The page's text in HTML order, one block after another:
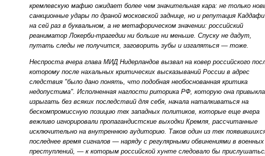
кремлевскую мафию ожидает более чем значительная кара: не только
санкционные удары по драной московской заднице, но и репутация
на сей раз в буквальном, а не метафорическом значении: российский
реаниматор Локерби-трагедии ни больше ни меньше. Спуску не дадут,
путать следы не получится, заговорить зубы и изгаляться — тоже.
Неспроста вчера глава МИД Нидерландов вызвал на ковер российского
которому после нахальных критических высказываний России в адрес
следствия "было дано понять, что подобная необоснованная критика
недопустима". Исполненная наглости риторика РФ, которую она привыкла
изрыгать без всяких последствий для себя, начала наталкиваться на
бескомпромиссную позицию тех западных политиков, которые еще вчера
вежливо игнорировали пропагандистские выходки Кремля, рассчитанные
исключительно на внутреннюю аудиторию. Таков один из тех
последнее время сигналов — наряду с регулярными обвинениями в военных
преступлений, — к которым российской хунте следовало бы